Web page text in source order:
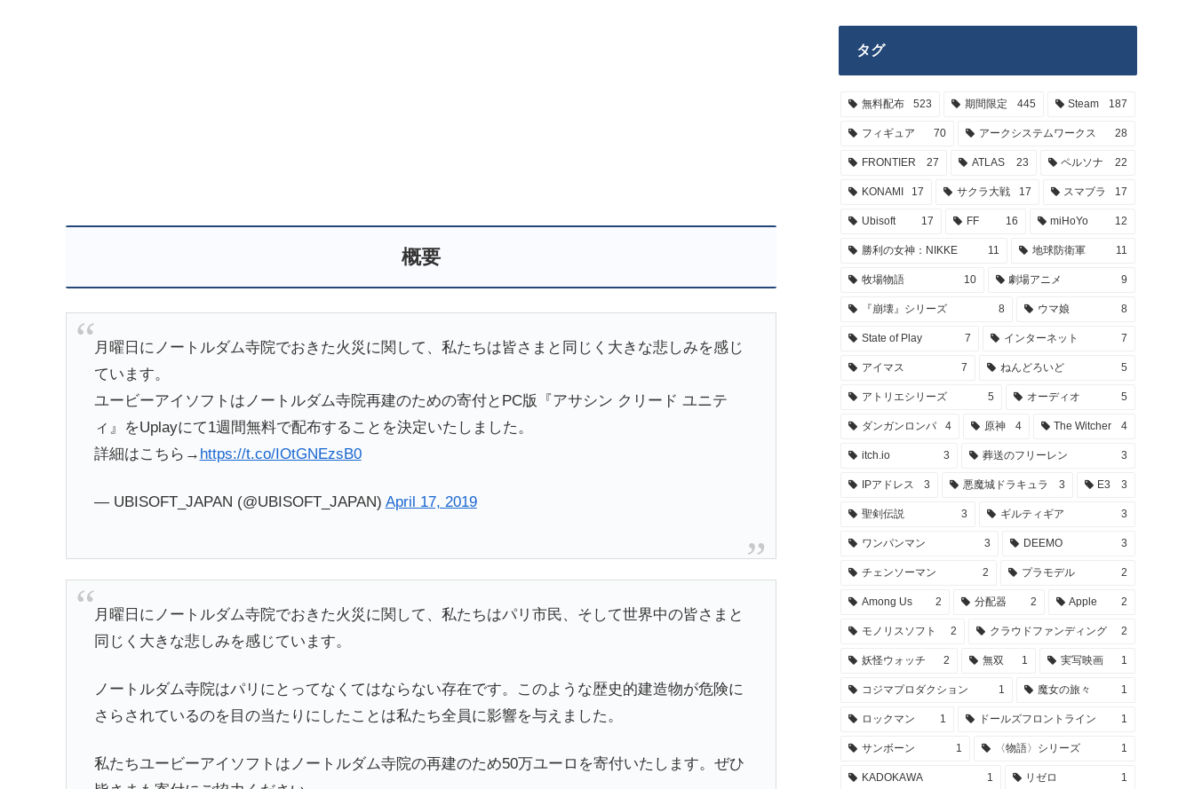
概要
月曜日にノートルダム寺院でおきた火災に関して、私たちは皆さまと同じく大きな悲しみを感じ
ています。
ユービーアイソフトはノートルダム寺院再建のための寄付とPC版『アサシン クリード ユニテ
ィ』をUplayにて1週間無料で配布することを決定いたしました。
詳細はこちら→ https://t.co/IOtGNEzsB0
— UBISOFT_JAPAN (@UBISOFT_JAPAN) April 17, 2019
月曜日にノートルダム寺院でおきた火災に関して、私たちはパリ市民、そして世界中の皆さまと
同じく大きな悲しみを感じています。
ノートルダム寺院はパリにとってなくてはならない存在です。このような歴史的建造物が危険に
さらされているのを目の当たりにしたことは私たち全員に影響を与えました。
私たちユービーアイソフトはノートルダム寺院の再建のため50万ユーロを寄付いたします。ぜひ
タグ
無料配布 523 期間限定 445 Steam 187
フィギュア 70 アークシステムワークス 28
FRONTIER 27 ATLAS 23 ペルソナ 22
KONAMI 17 サクラ大戦 17 スマブラ 17
Ubisoft 17 FF 16 miHoYo 12
勝利の女神：NIKKE 11 地球防衛軍 11
牧場物語 10 劇場アニメ 9
『崩壊』シリーズ 8 ウマ娘 8
State of Play 7 インターネット 7
アイマス 7 ねんどろいど 5
アトリエシリーズ 5 オーディオ 5
ダンガンロンパ 4 原神 4 The Witcher 4
itch.io 3 葬送のフリーレン 3
IPアドレス 3 悪魔城ドラキュラ 3 E3 3
聖剣伝説 3 ギルティギア 3
ワンパンマン 3 DEEMO 3
チェンソーマン 2 プラモデル 2
Among Us 2 分配器 2 Apple 2
モノリスソフト 2 クラウドファンディング 2
妖怪ウォッチ 2 無双 1 実写映画 1
コジマプロダクション 1 魔女の旅々 1
ロックマン 1 ドールズフロントライン 1
サンボーン 1 〈物語〉シリーズ 1
KADOKAWA 1 リゼロ 1